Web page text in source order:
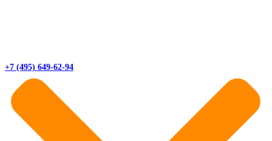
+7 (495) 649-62-94